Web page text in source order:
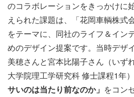
のコラボレーションをきっかけに
えられた課題は、「花岡車輌株式
をテーマに、同社のライフ＆イン
めのデザイン提案です。当時デザ
美穂さんと宮本比陽子さん（いず
大学院理工学研究科 修士課程1年
サいのは当たり前なのか」 をコン